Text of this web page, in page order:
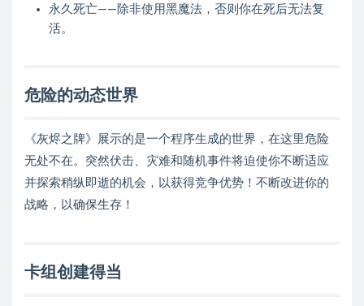
永久死亡——除非使用黑魔法，否则你在死后无法复
活。
危险的动态世界
《灰烬之牌》展示的是一个程序生成的世界，在这里危险
无处不在。突然伏击、灾难和随机事件将迫使你不断适应
并探索稍纵即逝的机会，以获得竞争优势！不断改进你的
战略，以确保生存！
卡组创建得当